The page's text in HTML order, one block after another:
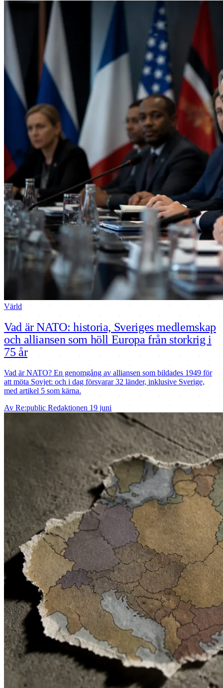
Värld
Vad är NATO: historia, Sveriges medlemskap
och alliansen som höll Europa från storkrig i
75 år
Vad är NATO? En genomgång av alliansen som bildades 1949 för
att möta Sovjet: och i dag försvarar 32 länder, inklusive Sverige,
med artikel 5 som kärna.
Av Re:public Redaktionen 19 juni